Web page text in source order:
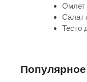
Омлет
Салат
Тесто
Популярное